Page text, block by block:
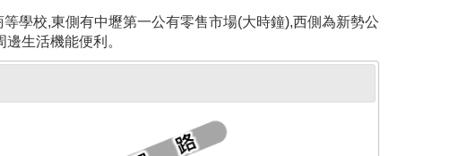
學校,東側有中壢第一公有零售市場(大時鐘),西側為新勢公
生活機能便利。